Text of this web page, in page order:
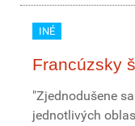
INÉ
Francúzsky
"Zjednodušene
jednotlivých